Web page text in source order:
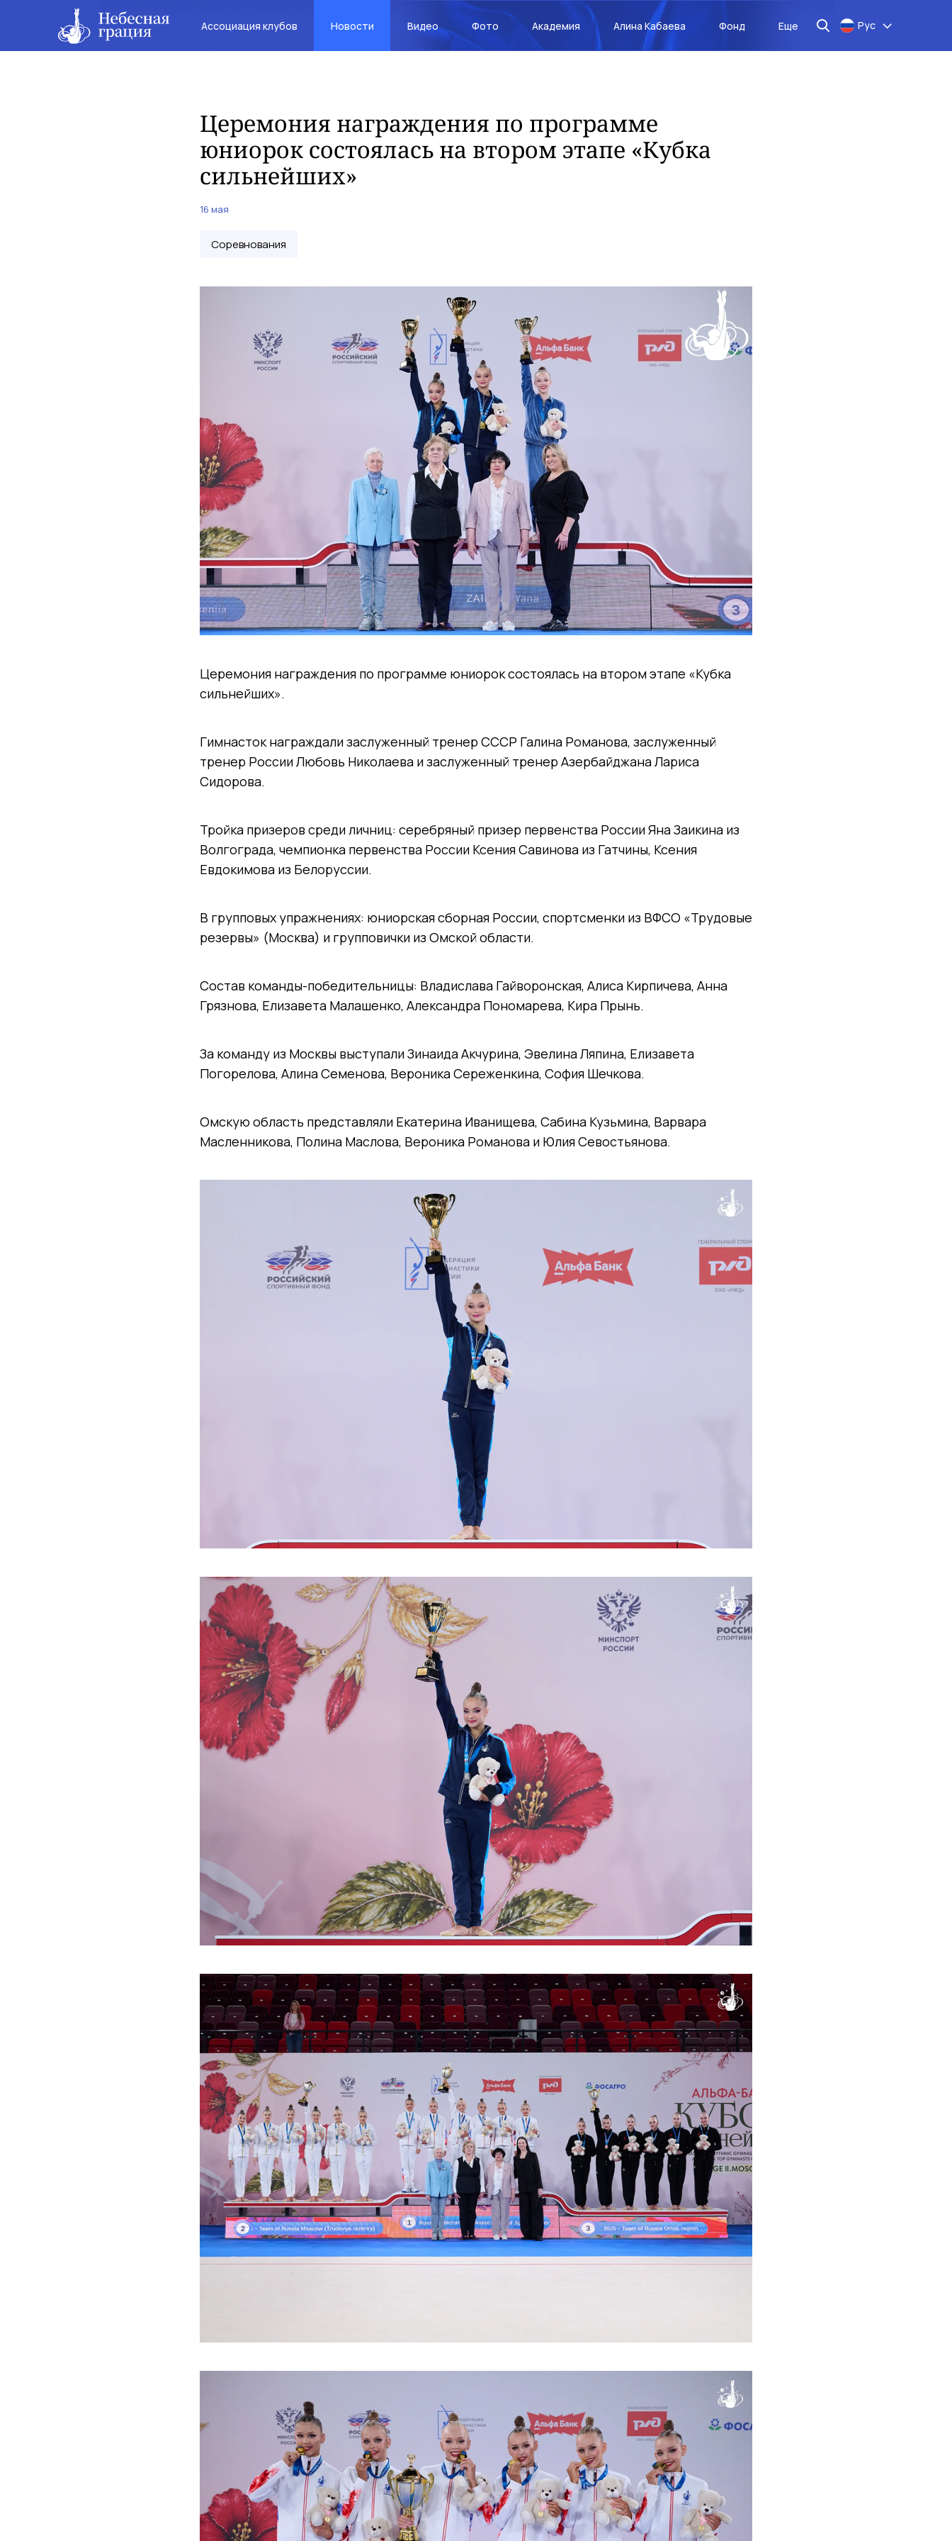
Ассоциация клубов Новости Видео Фото Академия Алина Кабаева Фонд Еще Рус
Церемония награждения по программе
юниорок состоялась на втором этапе «Кубка
сильнейших»
16 мая
Соревнования
Церемония награждения по программе юниорок состоялась на втором этапе «Кубка
сильнейших».
Гимнасток награждали заслуженный тренер СССР Галина Романова, заслуженный
тренер России Любовь Николаева и заслуженный тренер Азербайджана Лариса
Сидорова.
Тройка призеров среди личниц: серебряный призер первенства России Яна Заикина из
Волгограда, чемпионка первенства России Ксения Савинова из Гатчины, Ксения
Евдокимова из Белоруссии.
В групповых упражнениях: юниорская сборная России, спортсменки из ВФСО «Трудовые
резервы» (Москва) и групповички из Омской области.
Состав команды-победительницы: Владислава Гайворонская, Алиса Кирпичева, Анна
Грязнова, Елизавета Малашенко, Александра Пономарева, Кира Прынь.
За команду из Москвы выступали Зинаида Акчурина, Эвелина Ляпина, Елизавета
Погорелова, Алина Семенова, Вероника Сереженкина, София Шечкова.
Омскую область представляли Екатерина Иванищева, Сабина Кузьмина, Варвара
Масленникова, Полина Маслова, Вероника Романова и Юлия Севостьянова.